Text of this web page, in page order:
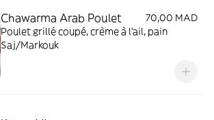
Chawarma Arab Poulet
70,00 MAD
Poulet grillé coupé, crème à l'ail, pain
Saj/Markouk